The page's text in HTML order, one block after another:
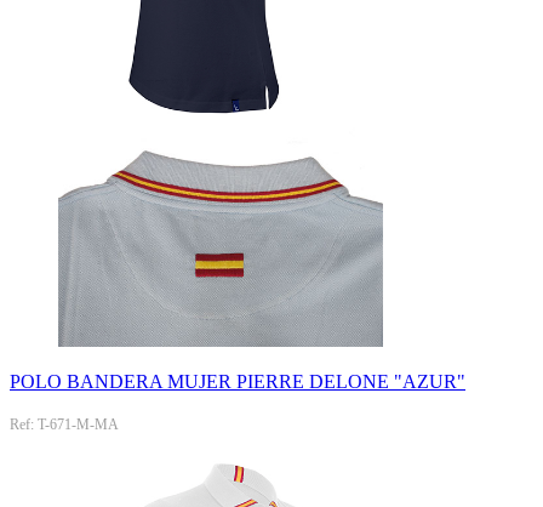
POLO BANDERA MUJER PIERRE DELONE "AZUR"
Ref: T-671-M-MA